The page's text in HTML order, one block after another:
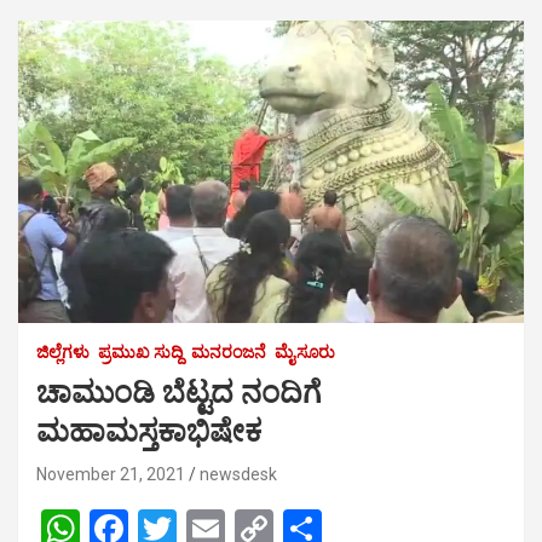
ಜಿಲ್ಲೆಗಳು ಪ್ರಮುಖ ಸುದ್ದಿ ಮನರಂಜನೆ ಮೈಸೂರು
ಚಾಮುಂಡಿ ಬೆಟ್ಟದ ನಂದಿಗೆ
ಮಹಾಮಸ್ತಕಾಭಿಷೇಕ
November 21, 2021 newsdesk
W F
T
E
C